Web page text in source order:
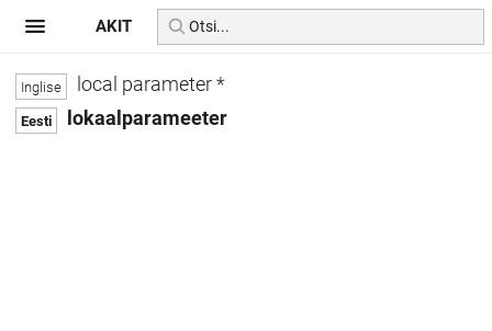
local parameter *
lokaalparameeter
AKIT